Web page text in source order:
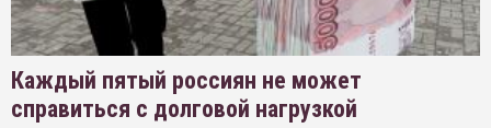
Каждый пятый россиян не может
справиться с долговой нагрузкой